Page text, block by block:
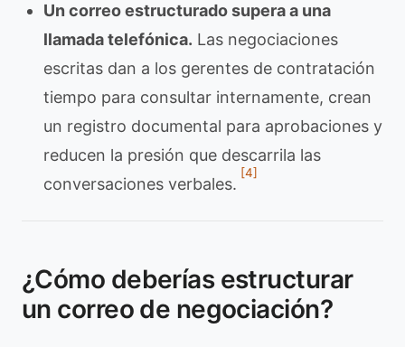
Un correo estructurado supera a una
llamada telefónica. Las negociaciones
escritas dan a los gerentes de contratación
tiempo para consultar internamente, crean
un registro documental para aprobaciones y
reducen la presión que descarrila las
conversaciones verbales.
[4]
¿Cómo deberías estructurar
un correo de negociación?